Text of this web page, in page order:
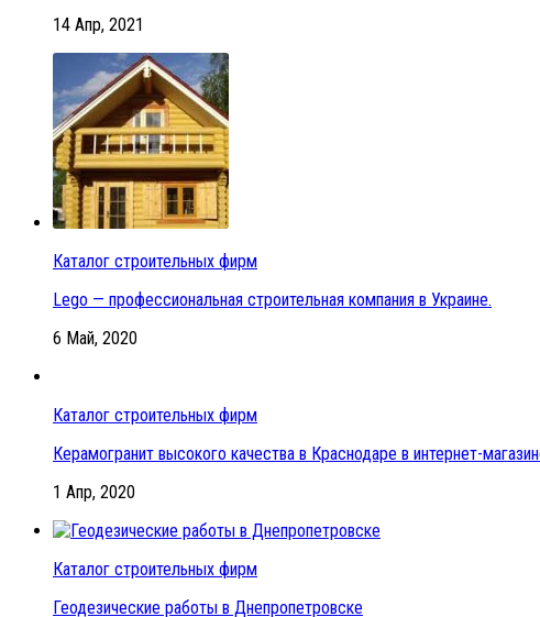
14 Апр, 2021
Каталог строительных фирм
Lego — профессиональная строительная компания в Украине.
6 Май, 2020
Каталог строительных фирм
Керамогранит высокого качества в Краснодаре в интернет-
1 Апр, 2020
Каталог строительных фирм
Геодезические работы в Днепропетровске